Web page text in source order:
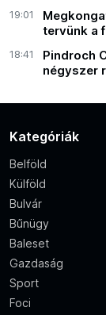
19:01
tervünk a
18:41
Pindroch
négyszer
Kategóriák
Belföld
Külföld
Bulvár
Bűnügy
Baleset
Gazdaság
Sport
Foci